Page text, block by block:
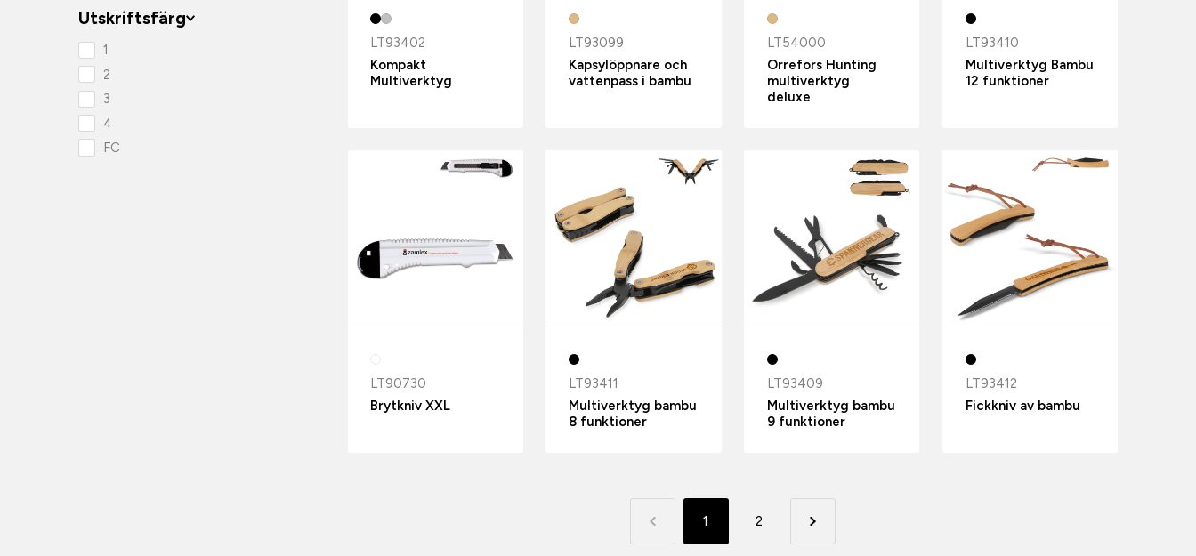
LT93402
Kompakt
Multiverktyg
LT93099
Kapsylöppnare och
vattenpass i bambu
LT54000
Orrefors Hunting
multiverktyg
deluxe
LT93410
Multiverktyg Bambu
12 funktioner
LT90730
Brytkniv XXL
LT93411
Multiverktyg bambu
8 funktioner
LT93409
Multiverktyg bambu
9 funktioner
LT93412
Fickkniv av bambu
1 2
Utskriftsfärg
1
2
3
4
FC